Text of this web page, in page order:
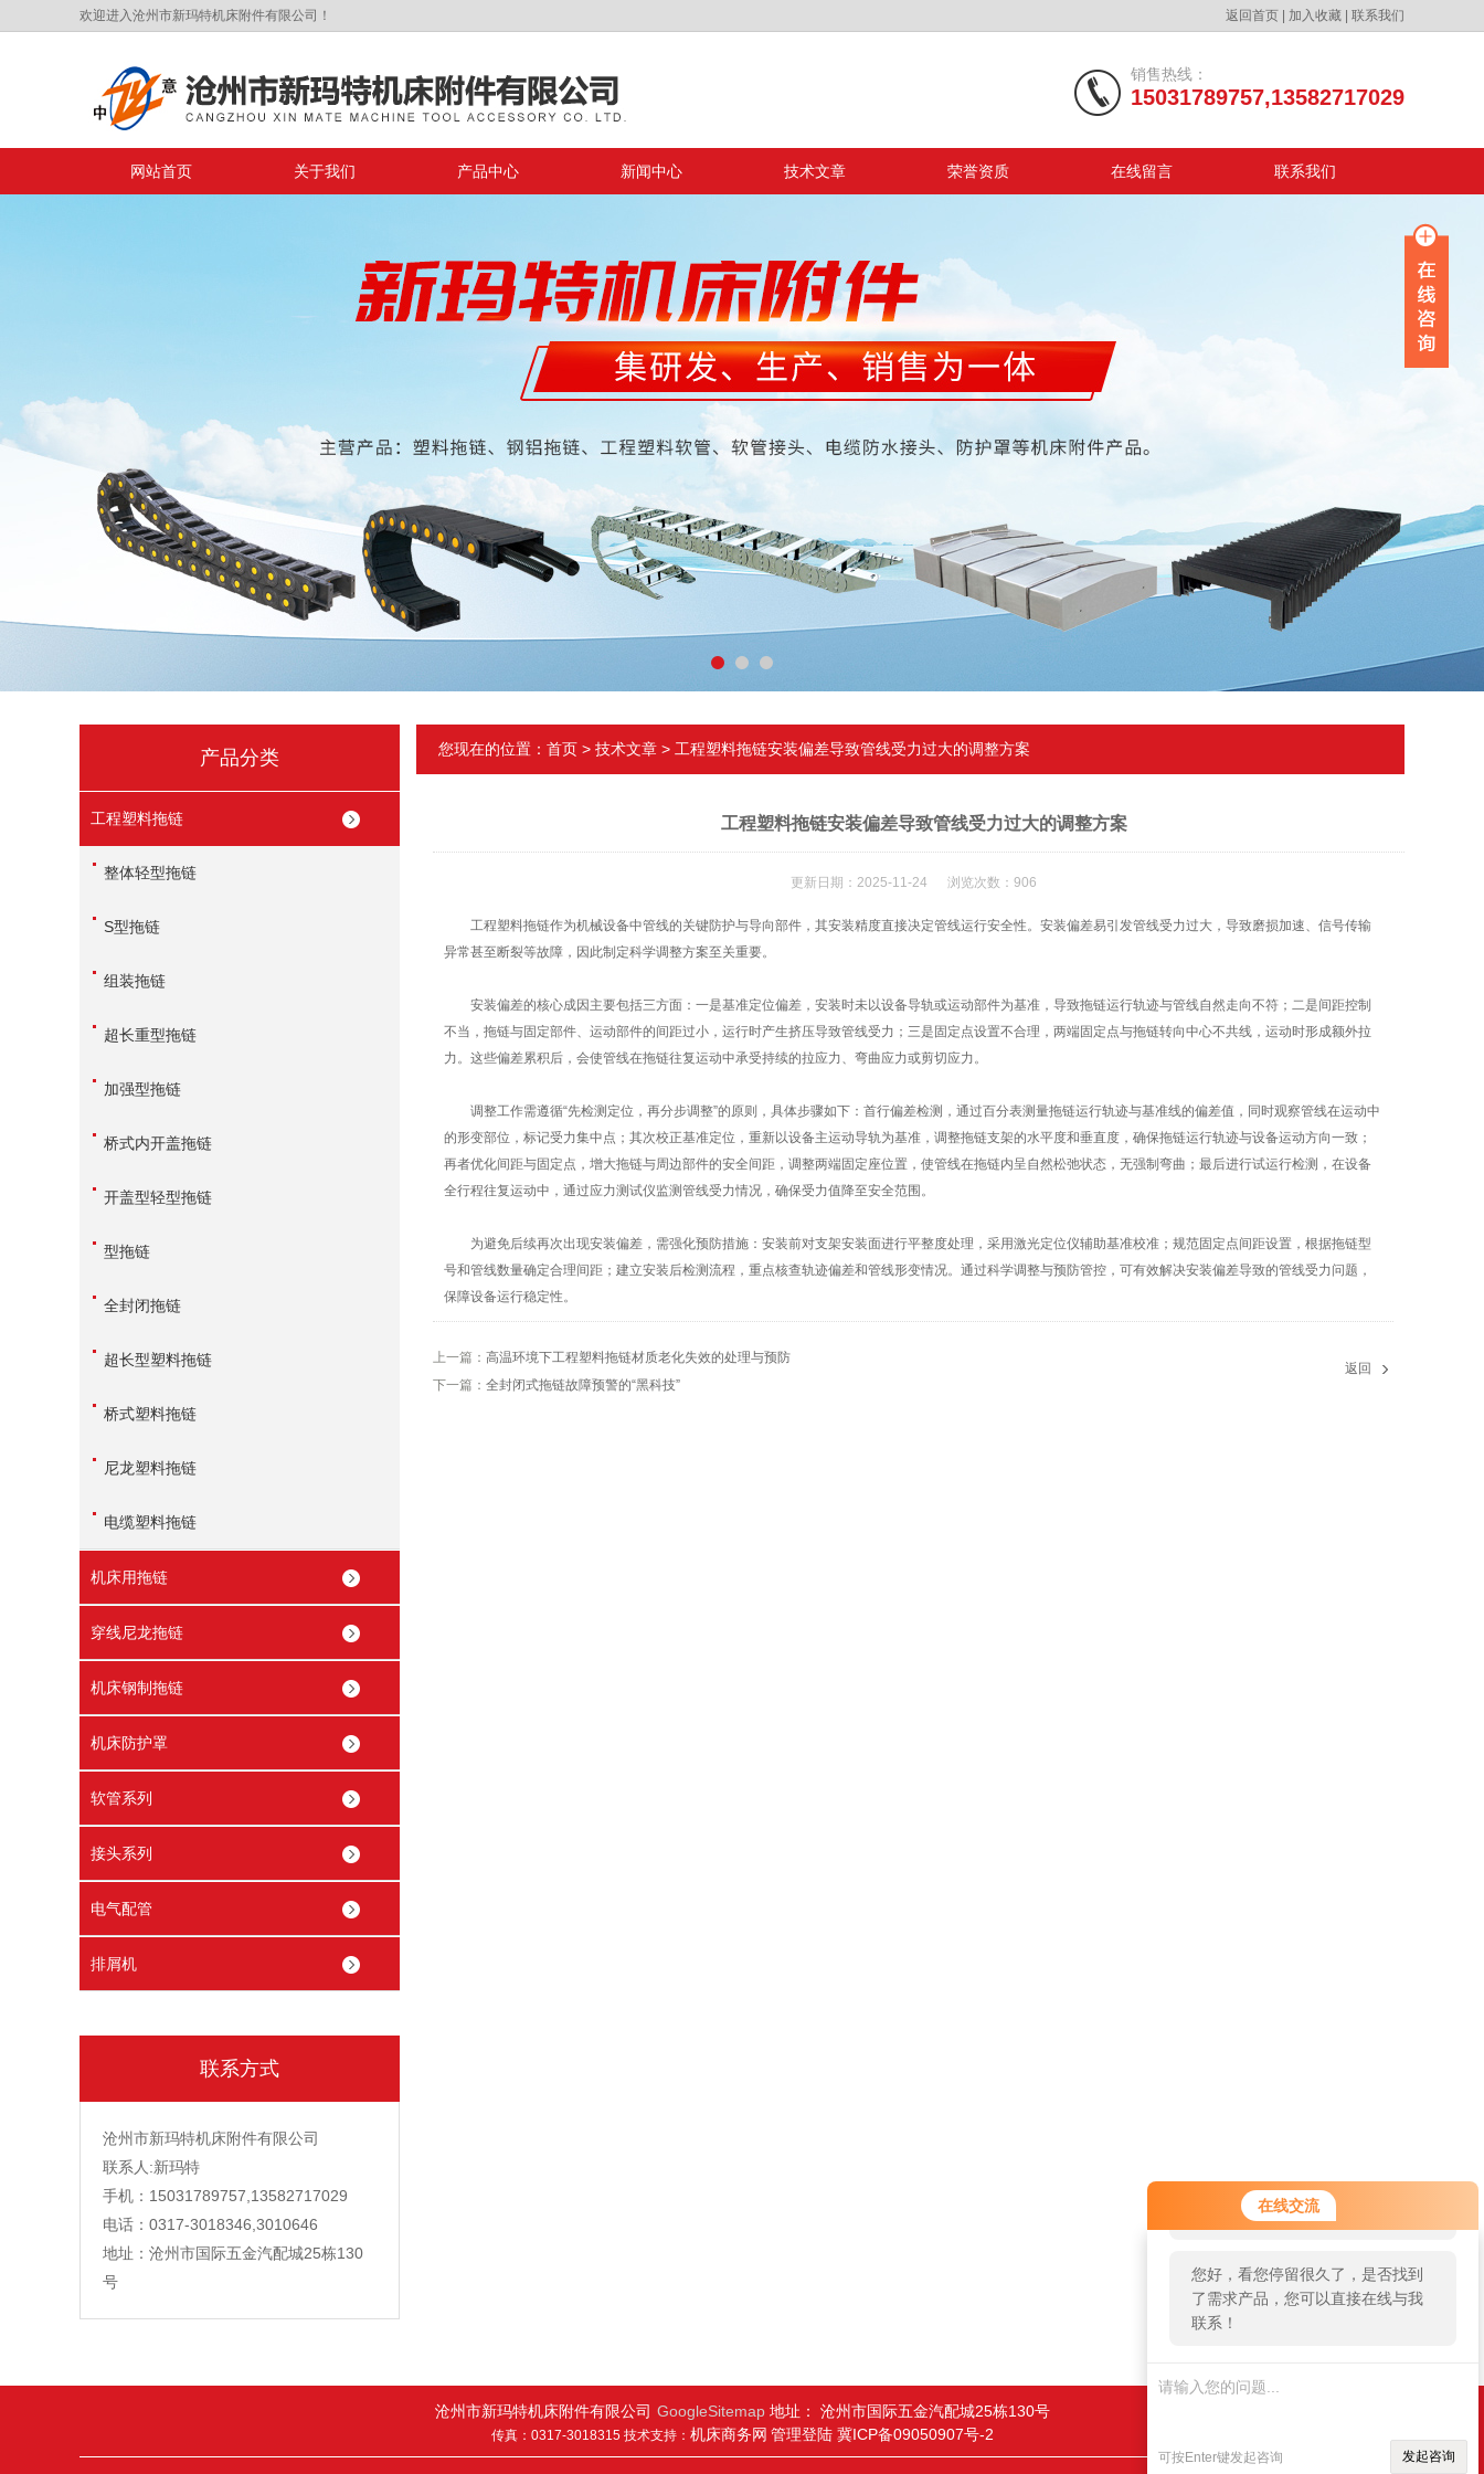
在线交流
您好！欢迎前来咨询，很高兴为您
服务，请问您要咨询什么问题呢？
您好，看您停留很久了，是否找到
了需求产品，您可以直接在线与我
联系！
可按Enter键发起咨询 发起咨询
欢迎进入沧州市新玛特机床附件有限公司！ 返回首页 加入收藏 联系我们
销售热线：
15031789757,13582717029
网站首页 关于我们 产品中心 新闻中心 技术文章 荣誉资质 在线留言 联系我们
产品分类
工程塑料拖链
整体轻型拖链
S型拖链
组装拖链
超长重型拖链
加强型拖链
桥式内开盖拖链
开盖型轻型拖链
型拖链
全封闭拖链
超长型塑料拖链
桥式塑料拖链
尼龙塑料拖链
电缆塑料拖链
机床用拖链
穿线尼龙拖链
机床钢制拖链
机床防护罩
软管系列
接头系列
电气配管
排屑机
联系方式
沧州市新玛特机床附件有限公司
联系人:新玛特
手机：15031789757,13582717029
电话：0317-3018346,3010646
地址：沧州市国际五金汽配城25栋130
号
您现在的位置： 首页 > 技术文章 > 工程塑料拖链安装偏差导致管线受力过大的调整方案
工程塑料拖链安装偏差导致管线受力过大的调整方案
更新日期：2025-11-24 浏览次数：906
工程塑料拖链作为机械设备中管线的关键防护与导向部件，其安装精度直接决定管线运行安全性。安装偏差易引发管线受力过大，导致磨损加速、信号传输
异常甚至断裂等故障，因此制定科学调整方案至关重要。
安装偏差的核心成因主要包括三方面：一是基准定位偏差，安装时未以设备导轨或运动部件为基准，导致拖链运行轨迹与管线自然走向不符；二是间距控制
不当，拖链与固定部件、运动部件的间距过小，运行时产生挤压导致管线受力；三是固定点设置不合理，两端固定点与拖链转向中心不共线，运动时形成额外拉
力。这些偏差累积后，会使管线在拖链往复运动中承受持续的拉应力、弯曲应力或剪切应力。
调整工作需遵循“先检测定位，再分步调整”的原则，具体步骤如下：首行偏差检测，通过百分表测量拖链运行轨迹与基准线的偏差值，同时观察管线在运动中
的形变部位，标记受力集中点；其次校正基准定位，重新以设备主运动导轨为基准，调整拖链支架的水平度和垂直度，确保拖链运行轨迹与设备运动方向一致；
再者优化间距与固定点，增大拖链与周边部件的安全间距，调整两端固定座位置，使管线在拖链内呈自然松弛状态，无强制弯曲；最后进行试运行检测，在设备
全行程往复运动中，通过应力测试仪监测管线受力情况，确保受力值降至安全范围。
为避免后续再次出现安装偏差，需强化预防措施：安装前对支架安装面进行平整度处理，采用激光定位仪辅助基准校准；规范固定点间距设置，根据拖链型
号和管线数量确定合理间距；建立安装后检测流程，重点核查轨迹偏差和管线形变情况。通过科学调整与预防管控，可有效解决安装偏差导致的管线受力问题，
保障设备运行稳定性。
上一篇： 高温环境下工程塑料拖链材质老化失效的处理与预防
下一篇： 全封闭式拖链故障预警的“黑科技”
返回
沧州市新玛特机床附件有限公司 GoogleSitemap地址： 沧州市国际五金汽配城25栋130号
传真：0317-3018315 技术支持： 机床商务网 管理登陆 冀ICP备09050907号-2